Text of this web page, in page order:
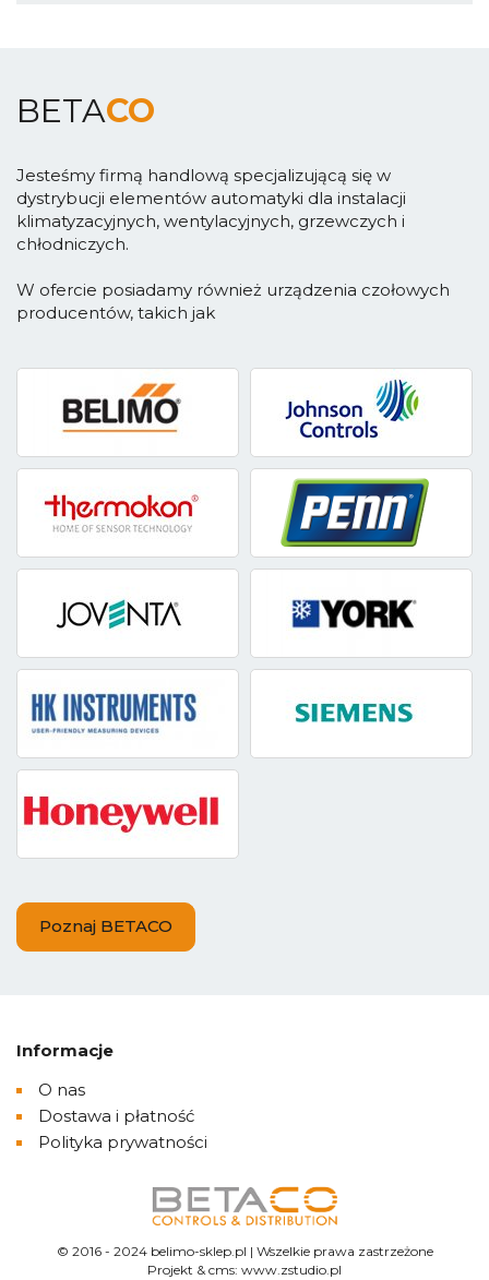
BETACO
Jesteśmy firmą handlową specjalizującą się w
dystrybucji elementów automatyki dla instalacji
klimatyzacyjnych, wentylacyjnych, grzewczych i
chłodniczych.
W ofercie posiadamy również urządzenia czołowych
producentów, takich jak
Poznaj BETACO
Informacje
O nas
Dostawa i płatność
Polityka prywatności
© 2016 - 2024 belimo-sklep.pl | Wszelkie prawa zastrzeżone
Projekt &cms: www.zstudio.pl